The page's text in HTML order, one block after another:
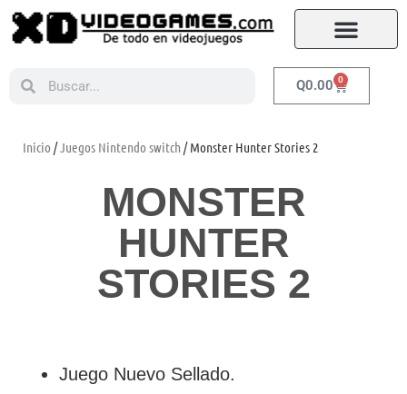
Q0.00 0
Inicio /Juegos Nintendo switch / Monster Hunter Stories 2
MONSTER
HUNTER
STORIES 2
Juego Nuevo Sellado.